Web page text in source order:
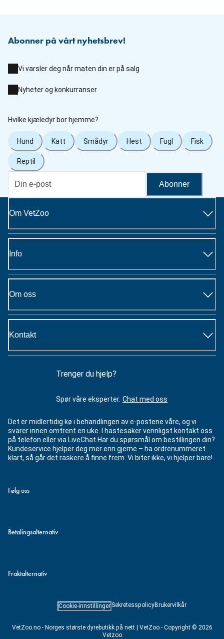
Abonner på vårt nyhetsbrev!
Vi varsler deg når maten din er på salg
Nyheter og konkurranser
Hvilke kjæledyr bor hjemme?
Hund Katt Smådyr Hest Fugl Fisk
Reptil
Abonner
Om VetZoo
Info
Om oss
Kontakt
Trenger du hjelp?
Spør våre eksperter. Chat med oss
Det er midlertidig kø i behandlingen av e-postene våre, og vi
svarer innen omtrent en uke. I hastesaker vennligst kontakt oss
på telefon eller via LiveChat Har du spørsmål om bestillingen din?
Kundeservice hjelper deg mer enn gjerne – ha ordrenummeret
klart, så går det raskere å finne frem. Vi biter ikke, vi hjelper bare!
Følg oss
Betalingsalternativ
Fraktalternativ
VetZoo.no - Norges største dyrebutikk på nett | VetZoo - Copyright © 2026
Vetzoo
Cookie-innstillinger SekretesspolicyBrukervilkår